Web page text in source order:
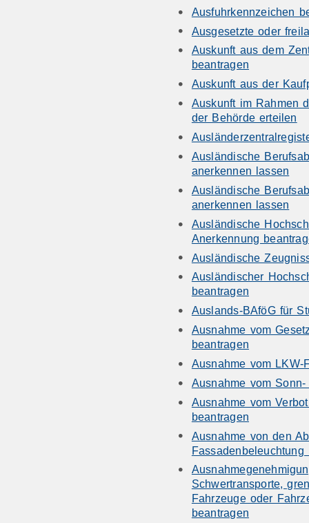
Ausfuhrkennzeichen
Ausgesetzte oder
Auskunft aus dem
beantragen
Auskunft aus der
Auskunft im Rahmen
der Behörde erteilen
Ausländische
anerkennen lassen
Ausländische
anerkennen lassen
Ausländische
Anerkennung
Ausländische
Ausländischer
beantragen
Auslands-BAföG für
Ausnahme vom
beantragen
Ausnahme vom LKW-
Ausnahme vom
Ausnahme vom
beantragen
Ausnahme von den
Fassadenbeleuchtung
Schwertransporte,
Fahrzeuge oder
beantragen